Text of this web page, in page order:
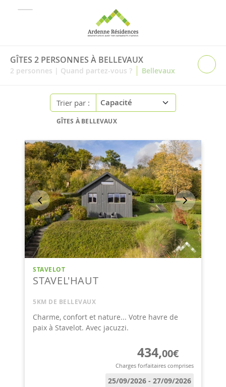
GÎTES 2 PERSONNES À BELLEVAUX
2 personnes | Quand partez-vous ? | Bellevaux
Trier par :
GÎTES À BELLEVAUX